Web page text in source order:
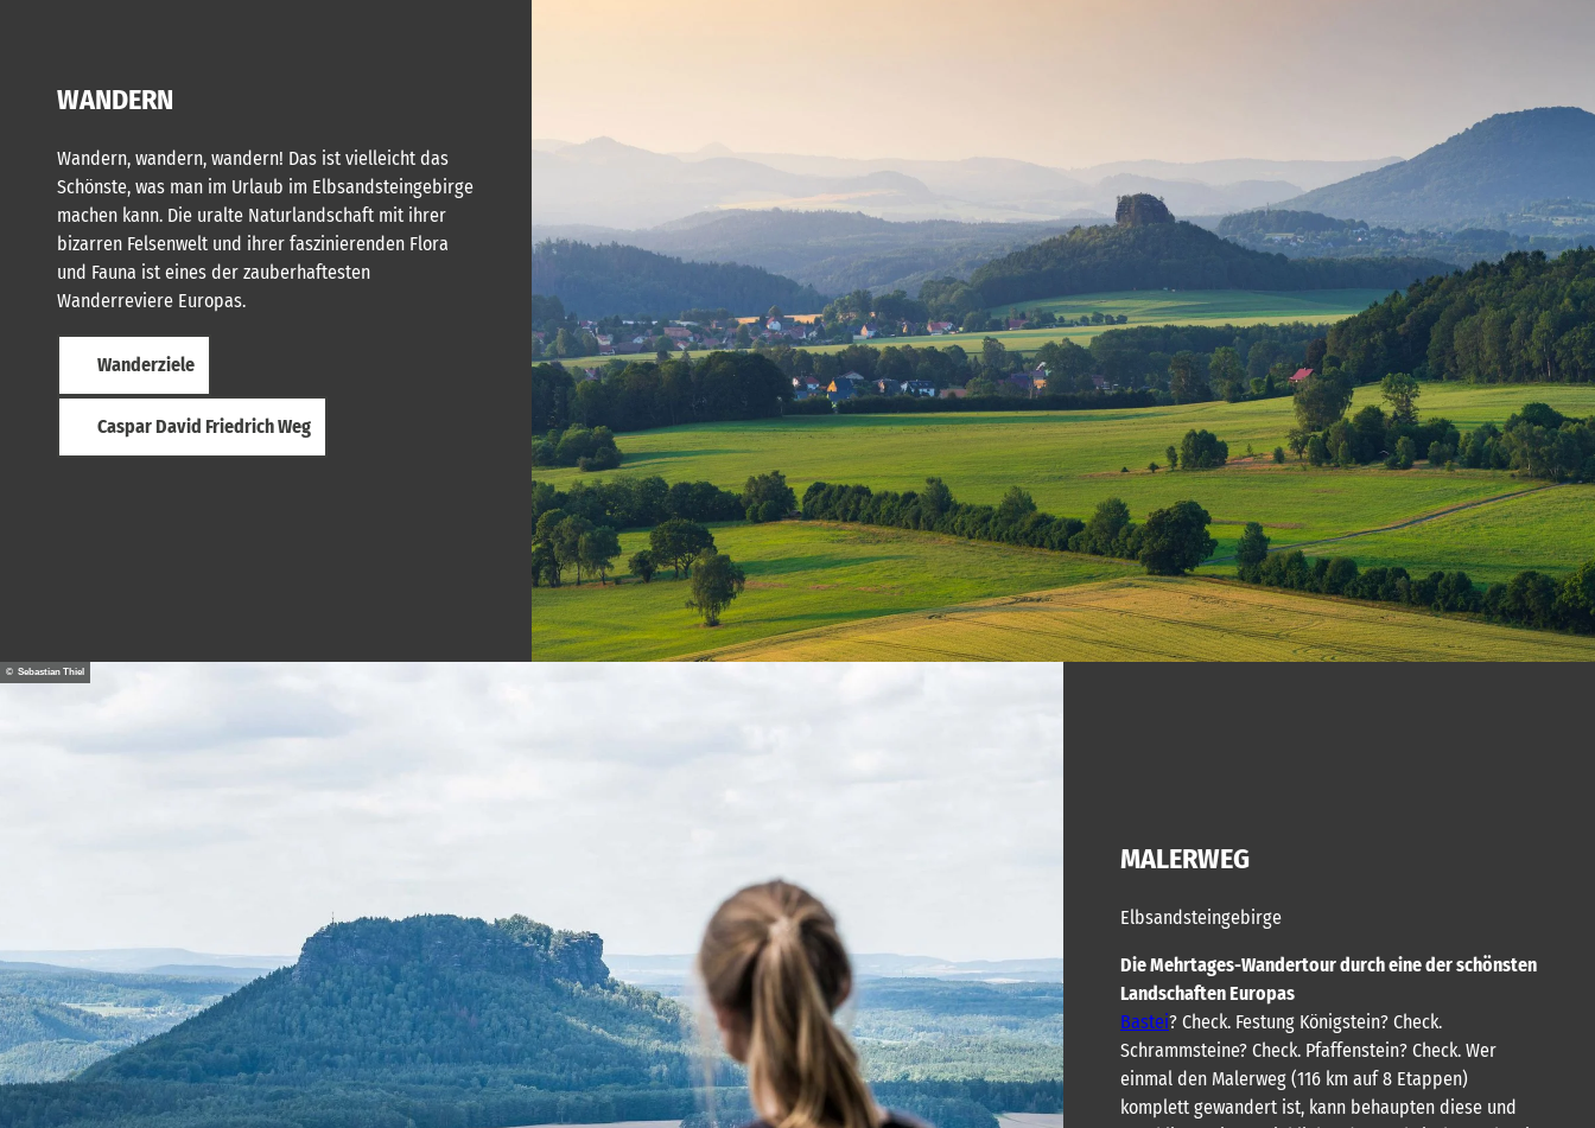
WANDERN
Wandern, wandern, wandern! Das ist vielleicht das
Schönste, was man im Urlaub im Elbsandsteingebirge
machen kann. Die uralte Naturlandschaft mit ihrer
bizarren Felsenwelt und ihrer faszinierenden Flora
und Fauna ist eines der zauberhaftesten
Wanderreviere Europas.
Wanderziele
Caspar David Friedrich Weg
© Sebastian Thiel
MALERWEG
Elbsandsteingebirge
Die Mehrtages-Wandertour durch eine der schönsten
Landschaften Europas
Bastei? Check. Festung Königstein? Check.
Schrammsteine? Check. Pfaffenstein? Check. Wer
einmal den Malerweg (116 km auf 8 Etappen)
komplett gewandert ist, kann behaupten diese und